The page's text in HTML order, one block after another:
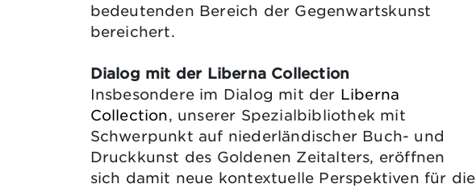
bedeutenden Bereich der Gegenwartskunst
bereichert.
Dialog mit der Liberna Collection
Insbesondere im Dialog mit der Liberna
Collection, unserer Spezialbibliothek mit
Schwerpunkt auf niederländischer Buch- und
Druckkunst des Goldenen Zeitalters, eröffnen
sich damit neue kontextuelle Perspektiven für die